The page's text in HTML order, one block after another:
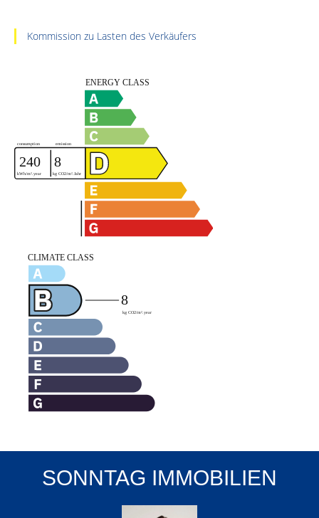
Kommission zu Lasten des Verkäufers
SONNTAG IMMOBILIEN